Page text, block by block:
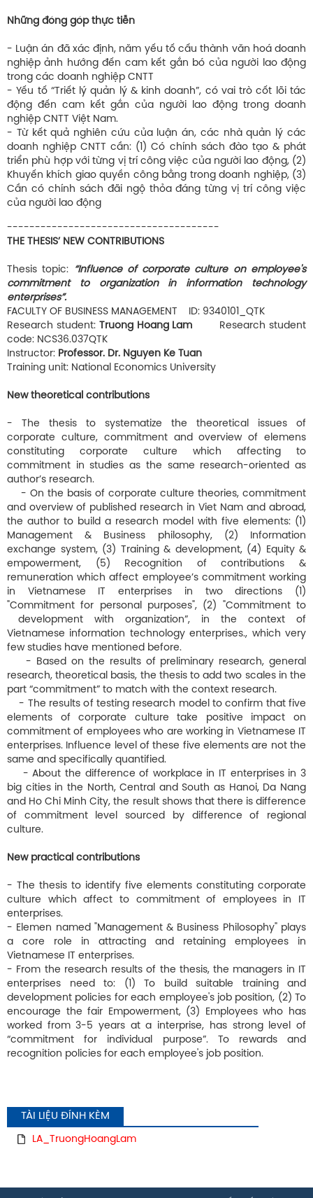
Những đóng góp thực tiễn
- Luận án đã xác định, năm yếu tố cấu thành văn hoá doanh
nghiệp ảnh hướng đến cam kết gắn bó của người lao động
trong các doanh nghiệp CNTT
- Yếu tố “Triết lý quản lý & kinh doanh”, có vai trò cốt lõi tác
động đến cam kết gắn của người lao động trong doanh
nghiệp CNTT Việt Nam.
- Từ kết quả nghiên cứu của luận án, các nhà quản lý các
doanh nghiệp CNTT cần: (1) Có chính sách đào tạo & phát
triển phù hợp với từng vị trí công việc của người lao động, (2)
Khuyến khích giao quyền công bằng trong doanh nghiệp, (3)
Cần có chính sách đãi ngộ thỏa đáng từng vị trí công việc
của người lao động
--------------------------------------
THE THESIS’ NEW CONTRIBUTIONS
Thesis topic:
“Influence of corporate culture on employee's
commitment to organization in information technology
enterprises”.
FACULTY OF BUSINESS MANAGEMENT ID: 9340101_QTK
Research student: Truong Hoang Lam Research student
code: NCS36.037QTK
Instructor: Professor. Dr. Nguyen Ke Tuan
Training unit: National Economics University
New theoretical contributions
- The thesis to systematize the theoretical issues of
corporate culture, commitment and overview of elemens
constituting corporate culture which affecting to
commitment in studies as the same research-oriented as
author’s research.
- On the basis of corporate culture theories, commitment
and overview of published research in Viet Nam and abroad,
the author to build a research model with five elements: (1)
Management & Business philosophy, (2) Information
exchange system, (3) Training & development, (4) Equity &
empowerment, (5) Recognition of contributions &
remuneration which affect employee’s commitment working
in Vietnamese IT enterprises in two directions (1)
"Commitment for personal purposes", (2) "Commitment to
development with organization”, in the context of
Vietnamese information technology enterprises., which very
few studies have mentioned before.
- Based on the results of preliminary research, general
research, theoretical basis, the thesis to add two scales in the
part “commitment” to match with the context research.
- The results of testing research model to confirm that five
elements of corporate culture take positive impact on
commitment of employees who are working in Vietnamese IT
enterprises. Influence level of these five elements are not the
same and specifically quantified.
- About the difference of workplace in IT enterprises in 3
big cities in the North, Central and South as Hanoi, Da Nang
and Ho Chi Minh City, the result shows that there is difference
of commitment level sourced by difference of regional
culture.
New practical contributions
- The thesis to identify five elements constituting corporate
culture which affect to commitment of employees in IT
enterprises.
- Elemen named "Management & Business Philosophy" plays
a core role in attracting and retaining employees in
Vietnamese IT enterprises.
- From the research results of the thesis, the managers in IT
enterprises need to: (1) To build suitable training and
development policies for each employee's job position, (2) To
encourage the fair Empowerment, (3) Employees who has
worked from 3-5 years at a interprise, has strong level of
“commitment for individual purpose”. To rewards and
recognition policies for each employee's job position.
TÀI LIỆU ĐÍNH KÈM
LA_TruongHoangLam